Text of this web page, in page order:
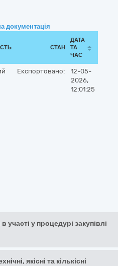
документація
СТАН
ДАТА
ТА
ЧАС
Експортовано:
12-05-
2026,
12:01:25
участі у процедурі закупівлі
якісні та кількісні